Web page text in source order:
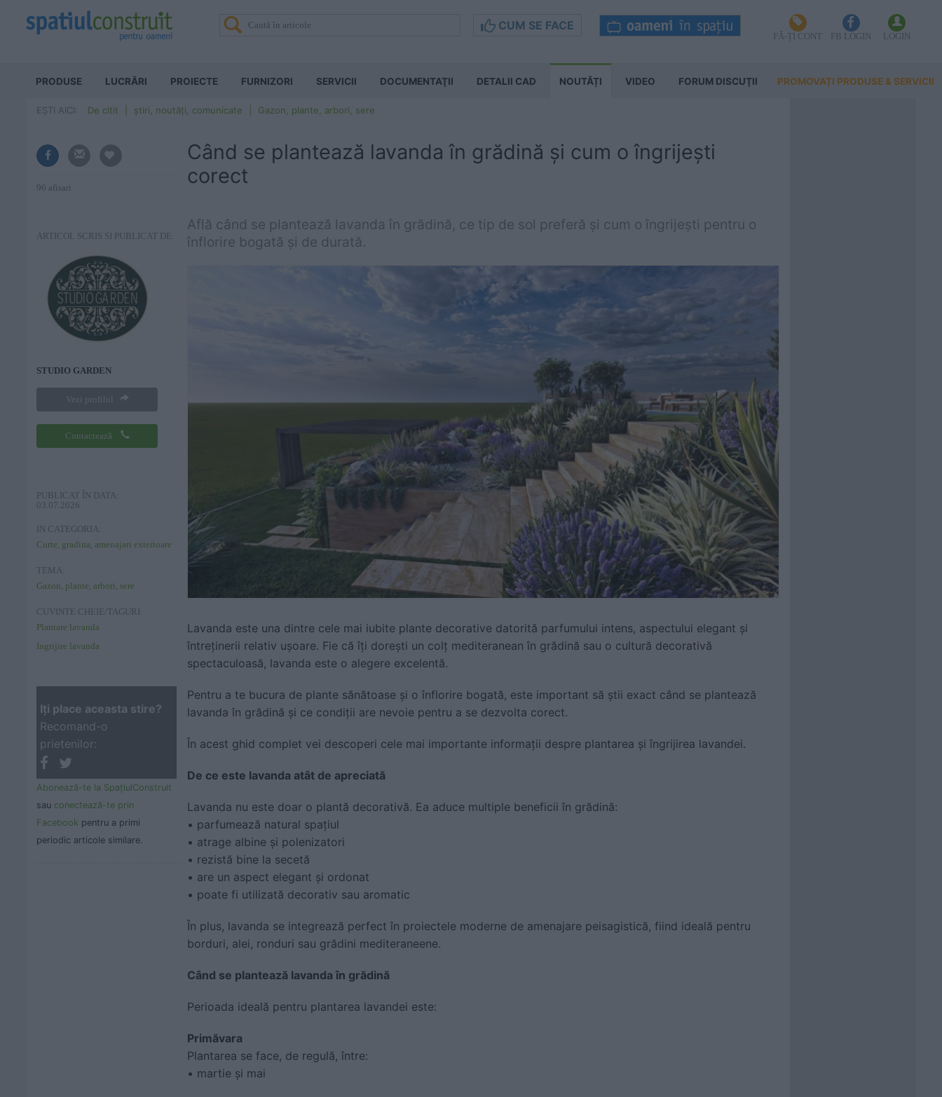
CUM SE FACE
FĂ-ȚI CONT FB LOGIN LOGIN
PRODUSE LUCRĂRI PROIECTE FURNIZORI SERVICII DOCUMENTAŢII DETALII CAD NOUTĂȚI VIDEO FORUM DISCUŢII PROMOVAȚI PRODUSE & SERVICII
EȘTI AICI: De citit știri, noutăți, comunicate Gazon, plante, arbori, sere
96 afisari
ARTICOL SCRIS SI PUBLICAT DE:
STUDIO GARDEN
Vezi profilul
Contactează
PUBLICAT ÎN DATA:
03.07.2026
IN CATEGORIA:
Curte, gradina, amenajari exterioare
TEMA:
Gazon, plante, arbori, sere
CUVINTE CHEIE/TAGURI:
Plantare lavanda
Ingrijire lavanda
Iţi place aceasta stire?
Recomand-o
prietenilor:
Abonează-te la SpaţiulConstruit
sau conectează-te prin
Facebook pentru a primi
periodic articole similare.
Când se plantează lavanda în grădină și cum o îngrijești
corect
Află când se plantează lavanda în grădină, ce tip de sol preferă și cum o îngrijești pentru o
înflorire bogată și de durată.
Lavanda este una dintre cele mai iubite plante decorative datorită parfumului intens, aspectului elegant și
întreținerii relativ ușoare. Fie că îți dorești un colț mediteranean în grădină sau o cultură decorativă
spectaculoasă, lavanda este o alegere excelentă.
Pentru a te bucura de plante sănătoase și o înflorire bogată, este important să știi exact când se plantează
lavanda în grădină și ce condiții are nevoie pentru a se dezvolta corect.
În acest ghid complet vei descoperi cele mai importante informații despre plantarea și îngrijirea lavandei.
De ce este lavanda atât de apreciată
Lavanda nu este doar o plantă decorativă. Ea aduce multiple beneficii în grădină:
• parfumează natural spațiul
• atrage albine și polenizatori
• rezistă bine la secetă
• are un aspect elegant și ordonat
• poate fi utilizată decorativ sau aromatic
În plus, lavanda se integrează perfect în proiectele moderne de amenajare peisagistică, fiind ideală pentru
borduri, alei, ronduri sau grădini mediteraneene.
Când se plantează lavanda în grădină
Perioada ideală pentru plantarea lavandei este:
Primăvara
Plantarea se face, de regulă, între:
• martie și mai